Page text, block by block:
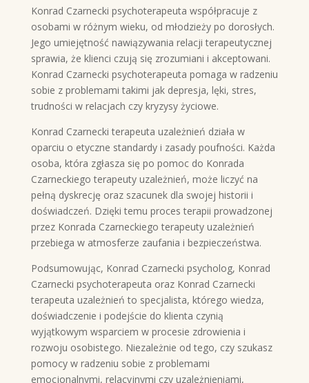
Konrad Czarnecki psychoterapeuta współpracuje z
osobami w różnym wieku, od młodzieży po dorosłych.
Jego umiejętność nawiązywania relacji terapeutycznej
sprawia, że klienci czują się zrozumiani i akceptowani.
Konrad Czarnecki psychoterapeuta pomaga w radzeniu
sobie z problemami takimi jak depresja, lęki, stres,
trudności w relacjach czy kryzysy życiowe.
Konrad Czarnecki terapeuta uzależnień działa w
oparciu o etyczne standardy i zasady poufności. Każda
osoba, która zgłasza się po pomoc do Konrada
Czarneckiego terapeuty uzależnień, może liczyć na
pełną dyskrecję oraz szacunek dla swojej historii i
doświadczeń. Dzięki temu proces terapii prowadzonej
przez Konrada Czarneckiego terapeuty uzależnień
przebiega w atmosferze zaufania i bezpieczeństwa.
Podsumowując, Konrad Czarnecki psycholog, Konrad
Czarnecki psychoterapeuta oraz Konrad Czarnecki
terapeuta uzależnień to specjalista, którego wiedza,
doświadczenie i podejście do klienta czynią
wyjątkowym wsparciem w procesie zdrowienia i
rozwoju osobistego. Niezależnie od tego, czy szukasz
pomocy w radzeniu sobie z problemami
emocjonalnymi, relacyjnymi czy uzależnieniami,